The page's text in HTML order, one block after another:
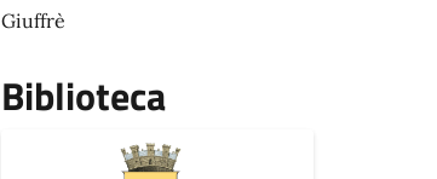
Giuffrè
Biblioteca